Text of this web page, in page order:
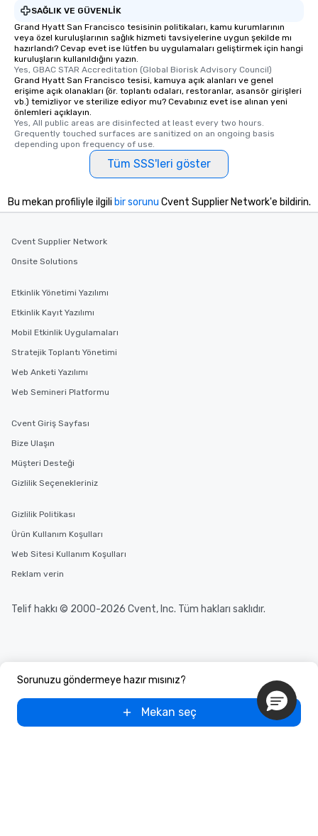
convenient outing,
and your guests
discovered otherwise
at a typical corporate
a way to try some of
in the city and dive
selected dishes are
delight any palate. Tours Available
from Day to Night
key. Whether you
SAĞLIK VE GÜVENLIK
Grand Hyatt San Francisco tesisinin politikaları, kamu kurumlarının
veya özel kuruluşlarının sağlık hizmeti tavsiyelerine uygun şekilde mı
hazırlandı? Cevap evet ise lütfen bu uygulamaları geliştirmek için hangi
kuruluşların kullanıldığını yazın.
Yes, GBAC STAR Accreditation (Global Biorisk Advisory Council)
Grand Hyatt San Francisco tesisi, kamuya açık alanları ve genel
erişime açık olanakları (ör. toplantı odaları, restoranlar, asansör girişleri
vb.) temizliyor ve sterilize ediyor mu? Cevabınız evet ise alınan yeni
önlemleri açıklayın.
Yes, All public areas are disinfected at least every two hours.
Grequently touched surfaces are sanitized on an ongoing basis
depending upon frequency of use.
Tüm SSS'leri göster
Sorunuzu göndermeye hazır mısınız?
Mekan seç
Bu mekan profiliyle ilgili bir sorunu Cvent Supplier Network'e bildirin.
Cvent Supplier Network
Onsite Solutions
Etkinlik Yönetimi Yazılımı
Etkinlik Kayıt Yazılımı
Mobil Etkinlik Uygulamaları
Stratejik Toplantı Yönetimi
Web Anketi Yazılımı
Web Semineri Platformu
Cvent Giriş Sayfası
Bize Ulaşın
Müşteri Desteği
Gizlilik Seçenekleriniz
Gizlilik Politikası
Ürün Kullanım Koşulları
Web Sitesi Kullanım Koşulları
Reklam verin
Telif hakkı © 2000-2026 Cvent, Inc. Tüm hakları saklıdır.